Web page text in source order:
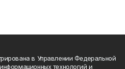
в Управлении Федеральной
технологий и